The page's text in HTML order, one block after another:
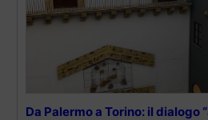
Da Palermo a Torino: il dialogo